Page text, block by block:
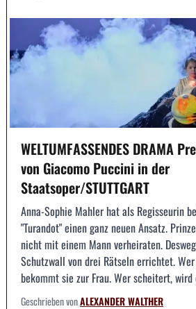
WELTUMFASSENDES DRAMA
von Giacomo Puccini in der
Staatsoper/STUTTGART
Anna-Sophie Mahler hat als Regisseurin
"Turandot" einen ganz neuen Ansatz.
nicht mit einem Mann verheiraten.
Schutzwall von drei Rätseln errichtet.
bekommt sie zur Frau. Wer scheitert, wird
Geschrieben vonALEXANDER WALTHER